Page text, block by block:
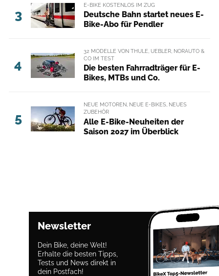
3
E-BIKE KOSTENLOS IM ZUG
Deutsche Bahn startet neues E-
Bike-Abo für Pendler
4
32 MODELLE VON THULE, UEBLER, NORAUTO &
CO IM TEST
Die besten Fahrradträger für E-
Bikes, MTBs und Co.
5
NEUE MOTOREN, NEUE E-BIKES, NEUES
ZUBEHÖR
Alle E-Bike-Neuheiten der
Saison 2027 im Überblick
Newsletter
Dein Bike, deine Welt!
Erhalte die besten Tipps,
Tests und News direkt in
dein Postfach!